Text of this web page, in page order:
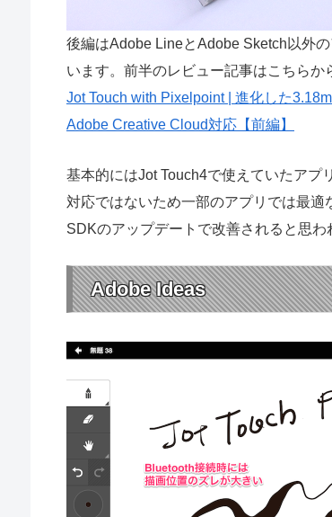
後編はAdobe LineとAdobe Sketch以外
います。前半のレビュー記事はこちらか
Jot Touch with Pixelpoint | 進化した
Adobe Creative Cloud対応【前編】
基本的にはJot Touch4で使えていたアプ
対応ではないため一部のアプリでは最
SDKのアップデートで改善されると思わ
Adobe Ideas